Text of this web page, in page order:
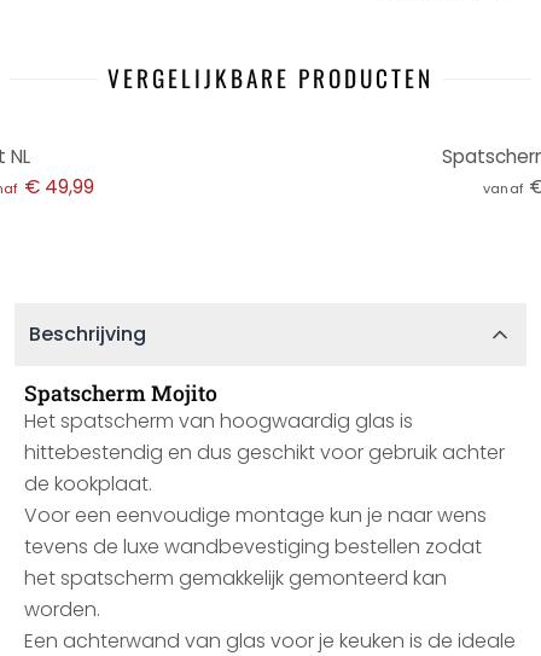
VERGELIJKBARE PRODUCTEN
NL
€ 49,99 vanaf
Beschrijving
Spatscherm Mojito
Het spatscherm van hoogwaardig glas is
hittebestendig en dus geschikt voor gebruik achter
de kookplaat.
Voor een eenvoudige montage kun je naar wens
tevens de luxe wandbevestiging bestellen zodat
het spatscherm gemakkelijk gemonteerd kan
worden.
Een achterwand van glas voor je keuken is de ideale